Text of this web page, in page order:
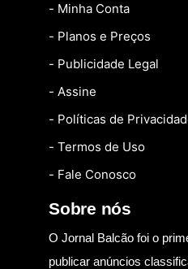
- Minha Conta
- Planos e Preços
- Publicidade Legal
- Assine
- Políticas de
- Termos de Uso
- Fale Conosco
Sobre nós
O Jornal Balcão foi o
publicar anúncios